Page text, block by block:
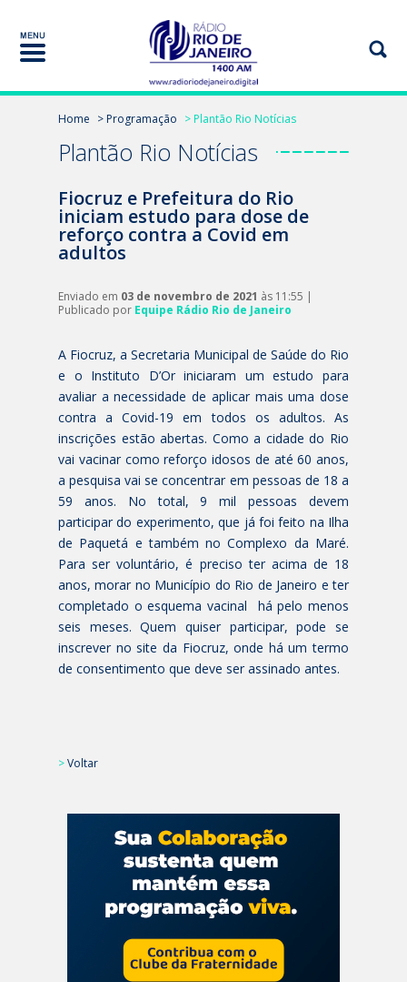
Home > Programação > Plantão Rio Notícias
Plantão Rio Notícias
Fiocruz e Prefeitura do Rio
iniciam estudo para dose de
reforço contra a Covid em
adultos
Enviado em 03 de novembro de 2021 às 11:55 |
Publicado por Equipe Rádio Rio de Janeiro
A Fiocruz, a Secretaria Municipal de Saúde do Rio
e o Instituto D’Or iniciaram um estudo para
avaliar a necessidade de aplicar mais uma dose
contra a Covid-19 em todos os adultos. As
inscrições estão abertas. Como a cidade do Rio
vai vacinar como reforço idosos de até 60 anos,
a pesquisa vai se concentrar em pessoas de 18 a
59 anos. No total, 9 mil pessoas devem
participar do experimento, que já foi feito na Ilha
de Paquetá e também no Complexo da Maré.
Para ser voluntário, é preciso ter acima de 18
anos, morar no Município do Rio de Janeiro e ter
completado o esquema vacinal há pelo menos
seis meses. Quem quiser participar, pode se
inscrever no site da Fiocruz, onde há um termo
de consentimento que deve ser assinado antes.
>Voltar